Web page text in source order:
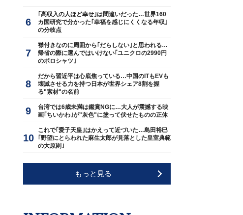
｢高収入の人ほど幸せ｣は間違いだった…世界160
カ国研究で分かった｢幸福を感じにくくなる年収｣
の分岐点
襟付きなのに周囲から｢だらしない｣と思われる…
帰省の際に選んではいけない｢ユニクロの2990円
のポロシャツ｣
だから習近平は心底焦っている…中国のITもEVも
壊滅させる力を持つ日本が世界シェア8割を握
る"素材"の名前
台湾では6歳未満は鑑賞NGに…大人が震撼する映
画｢ちいかわ｣が"灰色"に塗って伏せたものの正体
これで｢愛子天皇｣はかえって近づいた…島田裕巳
｢野望にとらわれた麻生太郎が見落とした皇室典範
の大原則｣
もっと見る